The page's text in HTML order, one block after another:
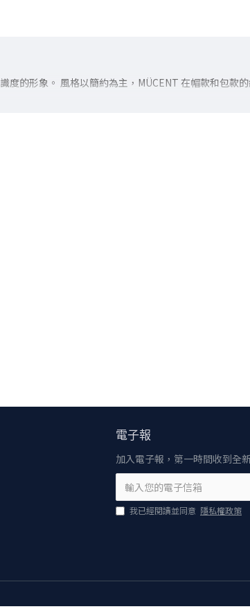
的形象。 風格以簡約為主，MÜCENT 在帽款和包款
電子報
加入電子報，第一時間收到全
我已經閱讀並同意 隱私權政策